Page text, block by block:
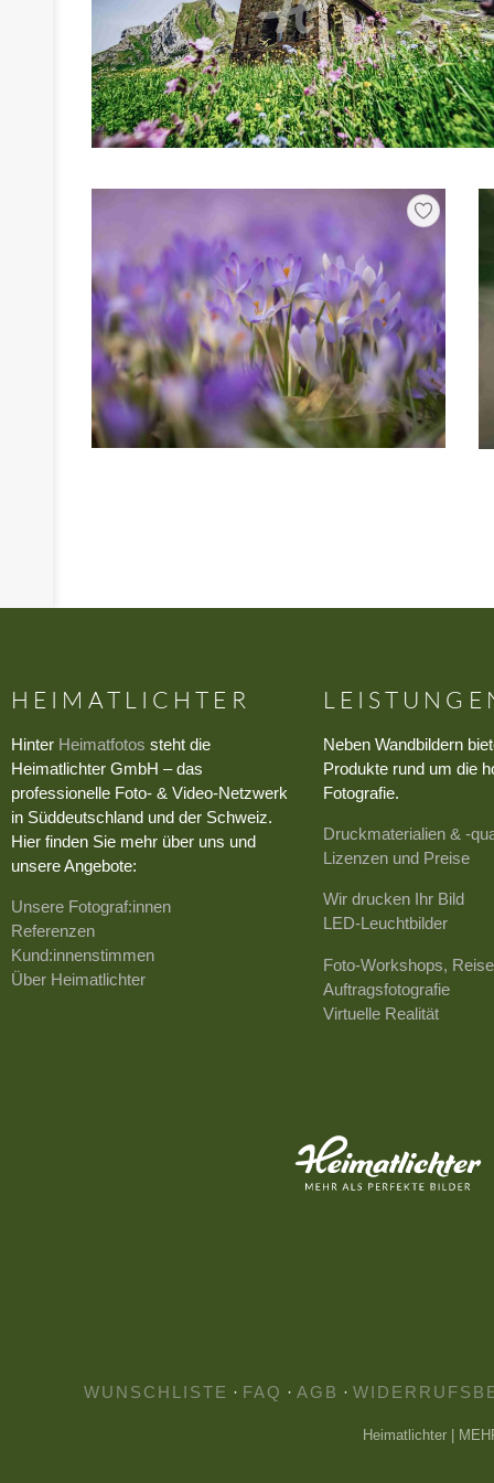
HEIMATLICHTER
Hinter Heimatfotos steht die
Heimatlichter GmbH – das
professionelle Foto- & Video-Netzwerk
in Süddeutschland und der Schweiz.
Hier finden Sie mehr über uns und
unsere Angebote:
Unsere Fotograf:innen
Referenzen
Kund:innenstimmen
Über Heimatlichter
Neben Wandbildern
Produkte rund um die
Fotografie.
Druckmaterialien & -
Lizenzen und Preise
Wir drucken Ihr Bild
LED-Leuchtbilder
Foto-Workshops,
Auftragsfotografie
Virtuelle Realität
WUNSCHLISTE · FAQ · AGB ·
Heimatlichter |